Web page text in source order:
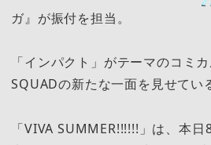
ガ』が振付を担当。
「インパクト」がテーマのコミ
SQUADの新たな一面を見せてい
「VIVA SUMMER!!!!!!」は、本